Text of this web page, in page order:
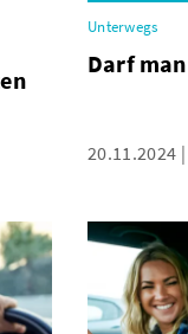
Unterwegs
Darf
20.11.2024